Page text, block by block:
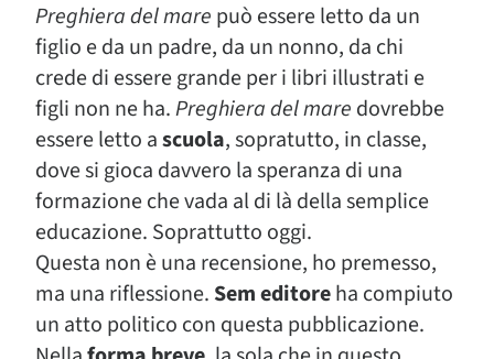
Preghiera del mare può essere letto da un
figlio e da un padre, da un nonno, da chi
crede di essere grande per i libri illustrati e
figli non ne ha.Preghiera del mare dovrebbe
essere letto ascuola, sopratutto, in classe,
dove si gioca davvero la speranza di una
formazione che vada al di là della semplice
educazione. Soprattutto oggi.
Questa non è una recensione, ho premesso,
ma una riflessione. Sem editoreha compiuto
un atto politico con questa pubblicazione.